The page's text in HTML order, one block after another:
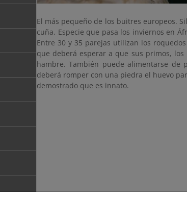
El más pequeño de los buitres europeos.
cuña. Especie que pasa los inviernos en
Entre 30 y 35 parejas utilizan los
que deberá esperar a que sus primos,
hambre. También puede alimentarse de
deberá romper con una piedra el huevo
demostrado que es innato.